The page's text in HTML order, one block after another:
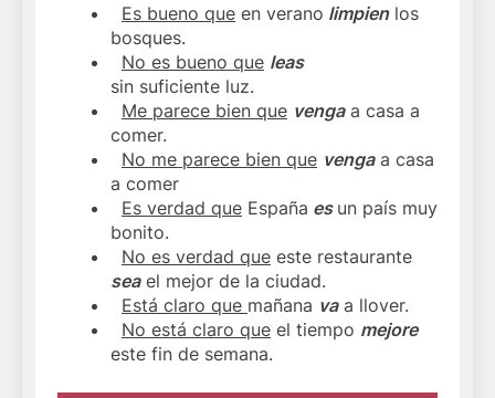
Es bueno que en verano limpienlos
bosques.
No es bueno que leas
sin suficiente luz.
Me parece bien que vengaa casa a
comer.
No me parece bien que vengaa casa
a comer
Es verdad que España es un país muy
bonito.
No es verdad que este restaurante
seael mejor de la ciudad.
Está claro que mañana vaa llover.
No está claro que el tiempo mejore
este fin de semana.